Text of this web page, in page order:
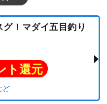
！マダイ五目釣り
ト還元